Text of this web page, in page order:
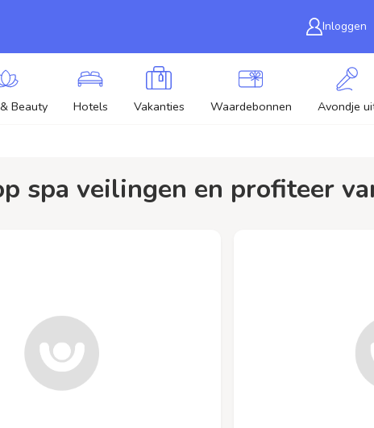
Inloggen
Beauty Hotels Vakanties Waardebonnen Avondje
spa veilingen en profiteer